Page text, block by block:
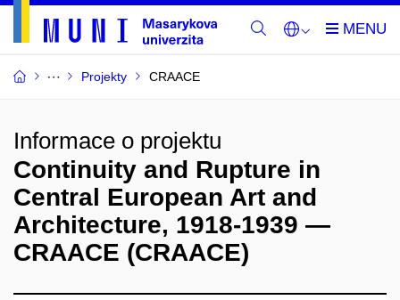
Projekty CRAACE
Informace o projektu
Continuity and Rupture in
Central European Art and
Architecture, 1918-1939 —
CRAACE (CRAACE)